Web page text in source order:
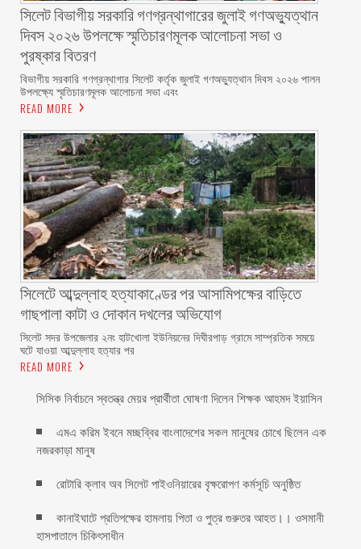
সিলেট বিভাগীয় সরকারি গণগ্রন্থাগারের জুলাই গণঅভ্যুত্থান
দিবস ২০২৬ উপলক্ষে স্মৃতিচারণমূলক আলোচনা সভা ও
পুরষ্কার বিতরণ ‎ ‎
বিভাগীয় সরকারি গণগ্রন্থাগার সিলেট কর্তৃক জুলাই গণঅভ্যুত্থান দিবস ২০২৬ পালন
উপলক্ষ্যে স্মৃতিচারণমূলক আলোচনা সভা এবং
READ MORE
সিলেটে আব্দুল্লাহ হত্যাকাণ্ডের পর আসামিপক্ষের বাড়িতে
গাছপালা কাটা ও দোকান দখলের অভিযোগ
সিলেট সদর উপজেলার ২নং হাটখোলা ইউনিয়নের দিঘীরপাড় গ্রামে সাম্প্রতিক সময়ে
ঘটে যাওয়া আব্দুল্লাহ হত্যার পর
READ MORE
সিসিক নির্বাচনে স্বতন্ত্র মেয়র প্রার্থীতা ঘোষণা দিলেন শিক্ষক আহমদ ইয়াসিন
এমএ করিম ইবনে মচ্ছব্বির বাংলাদেশের সকল মানুষের চোখে ছিলেন এক
নজরকাড়া মানুষ ‎
রোটারি ক্লাব অব সিলেট পাইওনিয়ারের বৃক্ষরোপণ কর্মসূচি অনুষ্ঠিত
কানাইঘাটে প্রতিপক্ষের হামলায় পিতা ও পুত্র গুরুতর আহত।। ওসমানী
হাসপাতালে চিকিৎসাধীন